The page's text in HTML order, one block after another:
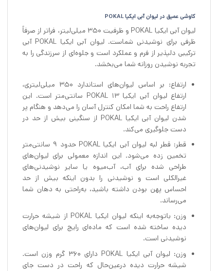
کاوشی عمیق در لیوان آبی ایکیا POKAL
لیوان آبی ایکیا POKAL و ظرفیت ۳۵۰ میلی‌لیتر، فراتر از صرفاً
ظرفی برای نوشیدنی شماست. لیوان آبی ایکیا POKAL آبی
ترکیبی دلپذیر از فرم و عملکرد است و جلوه‌ای از سرزندگی را به
تجربه نوشیدن روزانه شما می‌بخشد.
ارتفاع: بر اساس لیوان‌های استاندارد ۳۵۰ میلی‌لیتری،
ارتفاع لیوان آبی ایکیا POKAL 13 سانتی‌متر است. این
ارتفاع راحت به شما امکان کنترل آسان را می‌دهد و هنگام پر
شدن لیوان آبی ایکیا POKAL از سنگینی بیش از حد در
دست جلوگیری می‌کند.
قطر: قطر لبه لیوان آبی ایکیا POKAL حدود 9 سانتی‌متر
تخمین زده می‌شود. این اندازه معمولی برای لیوان‌های
طراحی شده برای آب، آب‌میوه یا سایر نوشیدنی‌های
غیرالکلی است و نوشیدنی را بدون اینکه بیش از حد
احساس پهن بودن داشته باشید، به‌راحتی به دهان شما
می‌رساند.
وزن: باتوجه‌به اینکه لیوان ایکیا POKAL از شیشه حرارت
دیده ساخته شده است که ماده‌ای رایج برای لیوان‌های
نوشیدنی است.
وزن: لیوان آبی ایکیا POKAL دارای ۳۶۰ گرم وزن است.
شیشه حرارت دیده درعین‌حال که راحت در دست جای